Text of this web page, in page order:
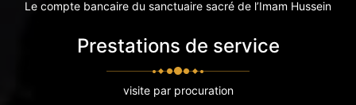
Le compte bancaire du sanctuaire sacré de l’Imam Hussein
Prestations de service
visite par procuration